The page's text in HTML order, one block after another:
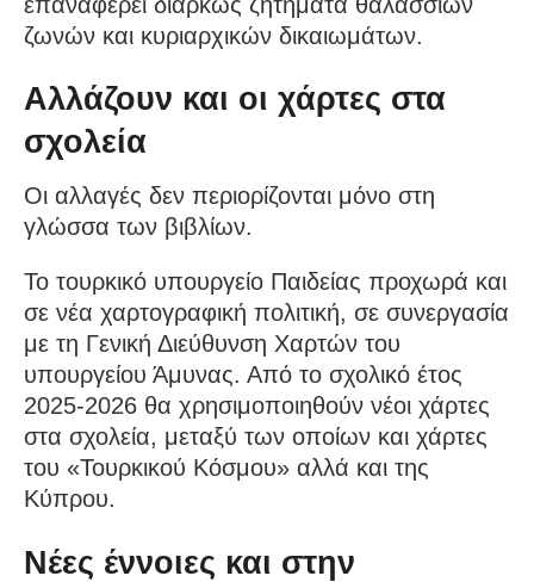
ζωνών και κυριαρχικών δικαιωμάτων.
Αλλάζουν και οι χάρτες στα
σχολεία
Οι αλλαγές δεν περιορίζονται μόνο στη
γλώσσα των βιβλίων.
Το τουρκικό υπουργείο Παιδείας προχωρά και
σε νέα χαρτογραφική πολιτική, σε συνεργασία
με τη Γενική Διεύθυνση Χαρτών του
υπουργείου Άμυνας. Από το σχολικό έτος
2025-2026 θα χρησιμοποιηθούν νέοι χάρτες
στα σχολεία, μεταξύ των οποίων και χάρτες
του «Τουρκικού Κόσμου» αλλά και της
Κύπρου.
Νέες έννοιες και στην